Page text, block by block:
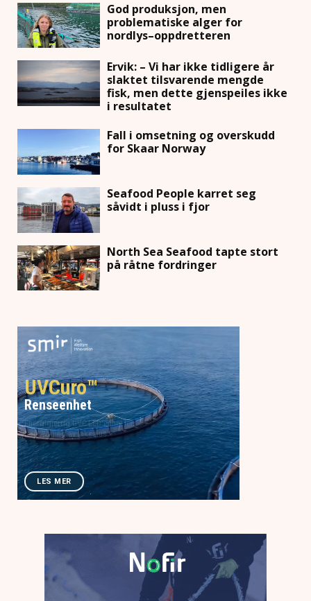
God produksjon, men
problematiske alger for
nordlys–oppdretteren
Ervik: – Vi har ikke tidligere år
slaktet tilsvarende mengde
fisk, men dette gjenspeiles ikke
i resultatet
Fall i omsetning og overskudd
for Skaar Norway
Seafood People karret seg
såvidt i pluss i fjor
North Sea Seafood tapte stort
på råtne fordringer